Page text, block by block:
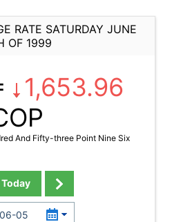
RATE SATURDAY JUNE
OF 1999
1,653.96
And Fifty-three Point Nine Six
Today